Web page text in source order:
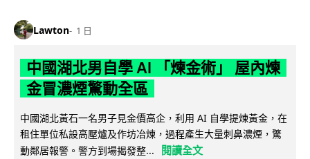
Lawton 1 日
中國湖北男自學 AI 「煉金術」 屋內煉
金冒濃煙驚動全區
中國湖北黃石一名男子見金價高企，利用 AI 自學提煉黃金，在
租住單位私設高壓爐及作坊冶煉，過程產生大量刺鼻濃煙，驚
動鄰居報警。警方到場揭發整...
閱讀全文